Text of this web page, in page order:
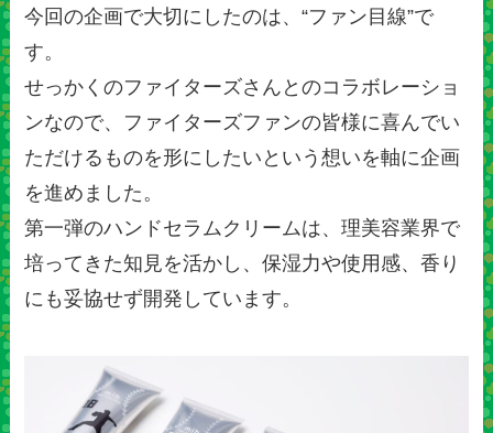
今回の企画で大切にしたのは、“ファン目線”で
す。
せっかくのファイターズさんとのコラボレーショ
ンなので、ファイターズファンの皆様に喜んでい
ただけるものを形にしたいという想いを軸に企画
を進めました。
第一弾のハンドセラムクリームは、理美容業界で
培ってきた知見を活かし、保湿力や使用感、香り
にも妥協せず開発しています。